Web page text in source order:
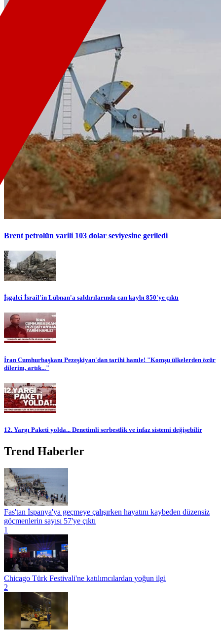
Brent petrolün varili 103 dolar seviyesine geriledi
İşgalci İsrail'in Lübnan'a saldırılarında can kaybı 850'ye çıktı
İran Cumhurbaşkanı Pezeşkiyan'dan tarihi hamle! "Komşu ülkelerden özür
dilerim, artık..."
12. Yargı Paketi yolda... Denetimli serbestlik ve infaz sistemi değişebilir
Trend Haberler
Fas'tan İspanya'ya geçmeye çalışırken hayatını kaybeden düzensiz
göçmenlerin sayısı 57'ye çıktı
1
Chicago Türk Festivali'ne katılımcılardan yoğun ilgi
2